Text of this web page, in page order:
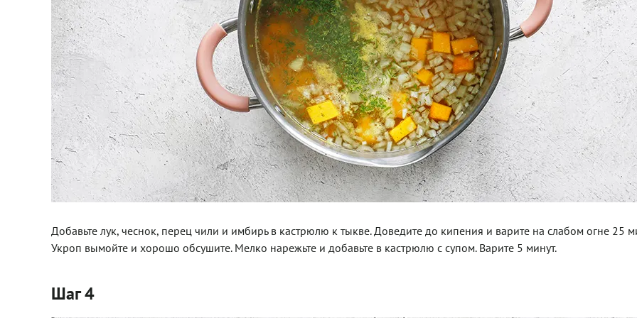
Добавьте лук, чеснок, перец чили и имбирь в кастрюлю к тыкве. Доведите до кипения и варите на слабом огне 25
Укроп вымойте и хорошо обсушите. Мелко нарежьте и добавьте в кастрюлю с супом. Варите 5 минут.
Шаг 4